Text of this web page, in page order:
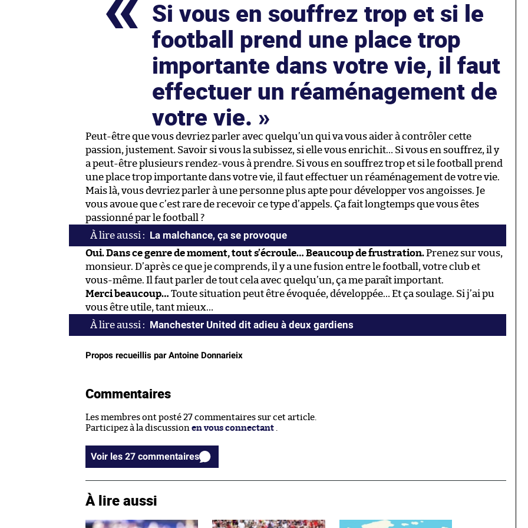
Si vous en souffrez trop et si le
football prend une place trop
importante dans votre vie, il faut
effectuer un réaménagement de
votre vie.
Peut-être que vous devriez parler avec quelqu’un qui va vous aider à contrôler cette
passion, justement. Savoir si vous la subissez, si elle vous enrichit… Si vous en souffrez, il y
a peut-être plusieurs rendez-vous à prendre. Si vous en souffrez trop et si le football prend
une place trop importante dans votre vie, il faut effectuer un réaménagement de votre vie.
Mais là, vous devriez parler à une personne plus apte pour développer vos angoisses. Je
vous avoue que c’est rare de recevoir ce type d’appels. Ça fait longtemps que vous êtes
passionné par le football ?
La malchance, ça se provoque
Oui. Dans ce genre de moment, tout s’écroule… Beaucoup de frustration.Prenez sur vous,
monsieur. D’après ce que je comprends, il y a une fusion entre le football, votre club et
vous-même. Il faut parler de tout cela avec quelqu’un, ça me paraît important.
Merci beaucoup… Toute situation peut être évoquée, développée… Et ça soulage. Si j’ai pu
vous être utile, tant mieux…
Manchester United dit adieu à deux gardiens
Propos recueillis par Antoine Donnarieix
Commentaires
Les membres ont posté 27 commentaires sur cet article.
Participez à la discussion en vous connectant
Voir les 27 commentaires
À lire aussi